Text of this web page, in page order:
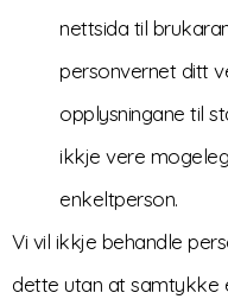
nettsida til
personvernet ditt
opplysningane til
ikkje vere
enkeltperson.
Vi vil ikkje behandle
dette utan at samtykke